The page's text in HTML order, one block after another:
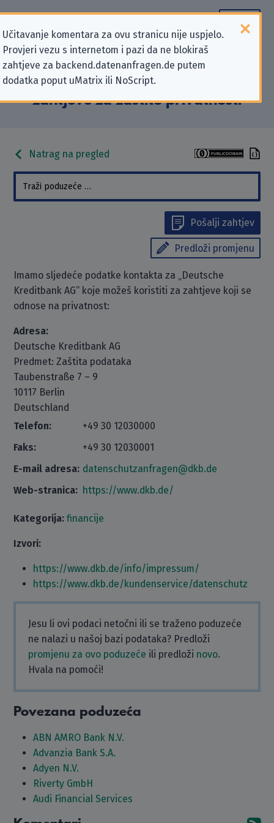
Učitavanje komentara za ovu stranicu nije uspjelo.
Provjeri vezu s internetom i pazi da ne blokiraš
zahtjeve za backend.datenanfragen.de putem
dodatka poput uMatrix ili NoScript.
Podaci kontakta „Deutsche
Kreditbank AG” koji se odnose na
zahtjeve za zaštitu privatnosti
Natrag na pregled
Pošalji zahtjev
Predloži promjenu
Imamo sljedeće podatke kontakta za „Deutsche
Kreditbank AG“ koje možeš koristiti za zahtjeve koji se
odnose na privatnost:
Adresa:
Deutsche Kreditbank AG
Predmet: Zaštita podataka
Taubenstraße 7 – 9
10117 Berlin
Deutschland
Telefon:
+49 30 12030000
Faks:
+49 30 12030001
E-mail adresa: datenschutzanfragen@dkb.de
Web-stranica: https://www.dkb.de/
Kategorija: financije
Izvori:
https://www.dkb.de/info/impressum/
https://www.dkb.de/kundenservice/datenschutz
Jesu li ovi podaci netočni ili se traženo poduzeće
ne nalazi u našoj bazi podataka? Predloži
promjenu za ovo poduzeće ili predloži novo.
Hvala na pomoći!
Povezana poduzeća
ABN AMRO Bank N.V.
Advanzia Bank S.A.
Adyen N.V.
Riverty GmbH
Audi Financial Services